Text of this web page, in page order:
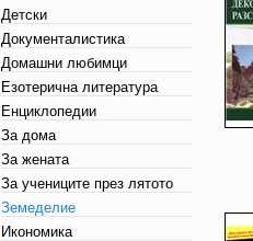
Детски
Документалистика
Домашни любимци
Езотерична литература
Енциклопедии
За дома
За жената
За учениците през лятото
Земеделие
Икономика